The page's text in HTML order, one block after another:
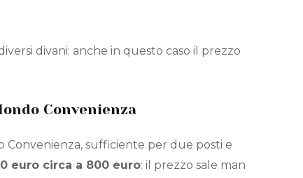
divani: anche in questo caso il prezzo
Convenienza
Convenienza, sufficiente per due posti e
euro circa a 800 euro: il prezzo sale man